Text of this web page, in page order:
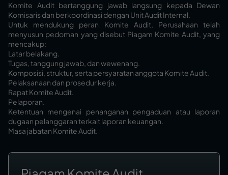
Komite Audit bertanggung jawab langsung kepada Dewan
Komisaris dan berkoordinasi dengan Unit Audit Internal.
Untuk mendukung peran Komite Audit, Perusahaan telah
menyusun pedoman yang disebut Piagam Komite Audit, yang
mencakup:
Latar belakang.
Tugas, tanggung jawab, dan wewenang.
Komposisi, struktur, serta persyaratan anggota Komite Audit.
Pelaksanaan dan prosedur kerja.
Rapat Komite Audit.
Pelaporan.
Ketentuan mengenai penanganan pengaduan atau laporan
dugaan pelanggaran terkait laporan keuangan.
Masa jabatan Komite Audit.